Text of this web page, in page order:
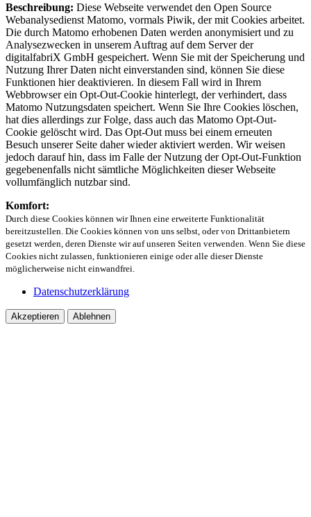
Beschreibung: Diese Webseite verwendet den Open Source
Webanalysedienst Matomo, vormals Piwik, der mit Cookies arbeitet.
Die durch Matomo erhobenen Daten werden anonymisiert und zu
Analysezwecken in unserem Auftrag auf dem Server der
digitalfabriX GmbH gespeichert. Wenn Sie mit der Speicherung und
Nutzung Ihrer Daten nicht einverstanden sind, können Sie diese
Funktionen hier deaktivieren. In diesem Fall wird in Ihrem
Webbrowser ein Opt-Out-Cookie hinterlegt, der verhindert, dass
Matomo Nutzungsdaten speichert. Wenn Sie Ihre Cookies löschen,
hat dies allerdings zur Folge, dass auch das Matomo Opt-Out-
Cookie gelöscht wird. Das Opt-Out muss bei einem erneuten
Besuch unserer Seite daher wieder aktiviert werden. Wir weisen
jedoch darauf hin, dass im Falle der Nutzung der Opt-Out-Funktion
gegebenenfalls nicht sämtliche Möglichkeiten dieser Webseite
vollumfänglich nutzbar sind.
Komfort:
Durch diese Cookies können wir Ihnen eine erweiterte Funktionalität
bereitzustellen. Die Cookies können von uns selbst, oder von Drittanbietern
gesetzt werden, deren Dienste wir auf unseren Seiten verwenden. Wenn Sie diese
Cookies nicht zulassen, funktionieren einige oder alle dieser Dienste
möglicherweise nicht einwandfrei.
Datenschutzerklärung
Akzeptieren Ablehnen